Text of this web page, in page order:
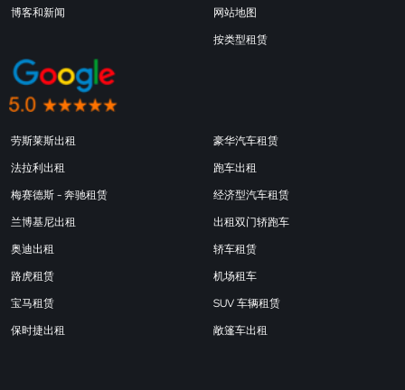
博客和新闻
网站地图
按类型租赁
劳斯莱斯出租
法拉利出租
梅赛德斯 - 奔驰租赁
兰博基尼出租
奥迪出租
路虎租赁
宝马租赁
保时捷出租
豪华汽车租赁
跑车出租
经济型汽车租赁
出租双门轿跑车
轿车租赁
机场租车
SUV 车辆租赁
敞篷车出租